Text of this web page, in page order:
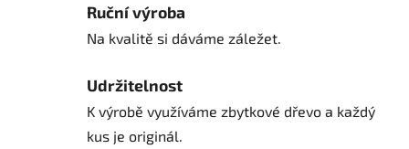
Ruční výroba
Na kvalitě si dáváme záležet.
Udržitelnost
K výrobě využíváme zbytkové dřevo a každý
kus je originál.